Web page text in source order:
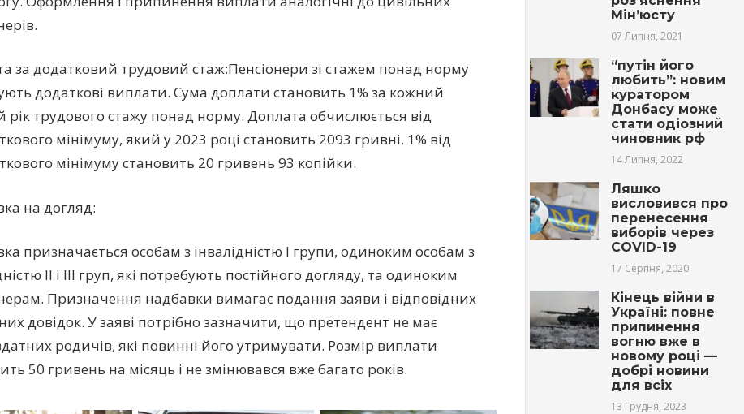
за додатковий трудовий стаж:Пенсіонери зі стажем понад норму
додаткові виплати. Сума доплати становить 1% за кожний
рік трудового стажу понад норму. Доплата обчислюється від
мінімуму, який у 2023 році становить 2093 гривні. 1% від
мінімуму становить 20 гривень 93 копійки.
на догляд:
призначається особам з інвалідністю І групи, одиноким особам з
II і III груп, які потребують постійного догляду, та одиноким
Призначення надбавки вимагає подання заяви і відповідних
довідок. У заяві потрібно зазначити, що претендент не має
родичів, які повинні його утримувати. Розмір виплати
50 гривень на місяць і не змінювався вже багато років.
Мін’юсту
07 Липня, 2021
“путін його
любить”: новим
куратором
Донбасу може
стати одіозний
чиновник рф
14 Липня, 2022
Ляшко
висловився про
перенесення
виборів через
COVID-19
17 Серпня, 2020
Кінець війни в
Україні: повне
припинення
вогню вже в
новому році —
добрі новини
для всіх
13 Грудня, 2023